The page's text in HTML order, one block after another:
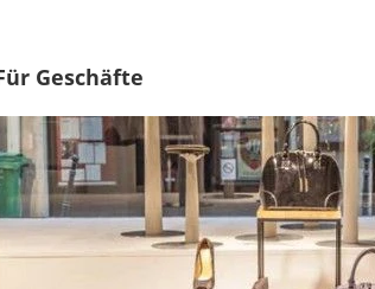
Geschäfte